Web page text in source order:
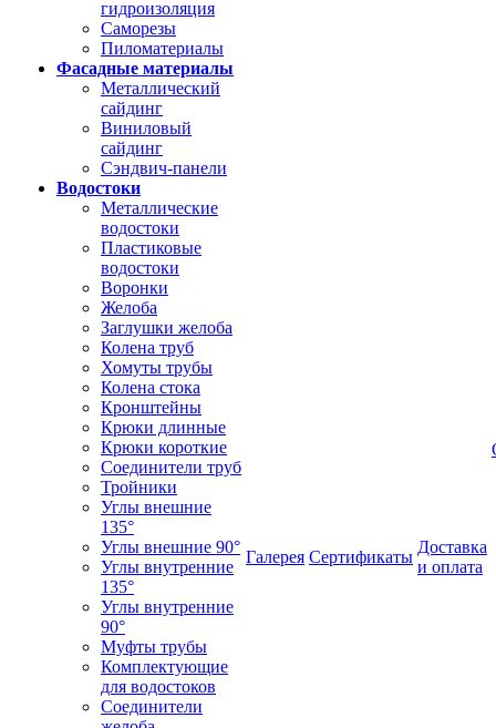
гидроизоляция
Саморезы
Пиломатериалы
Фасадные материалы
Металлический
сайдинг
Виниловый
сайдинг
Сэндвич-панели
Водостоки
Металлические
водостоки
Пластиковые
водостоки
Воронки
Желоба
Заглушки желоба
Колена труб
Хомуты трубы
Колена стока
Кронштейны
Крюки длинные
Крюки короткие
Соединители труб
Тройники
Углы внешние
135°
Углы внешние 90°
Углы внутренние
135°
Углы внутренние
90°
Муфты трубы
Комплектующие
для водостоков
Соединители
Галерея Сертификаты
Доставка
и оплата